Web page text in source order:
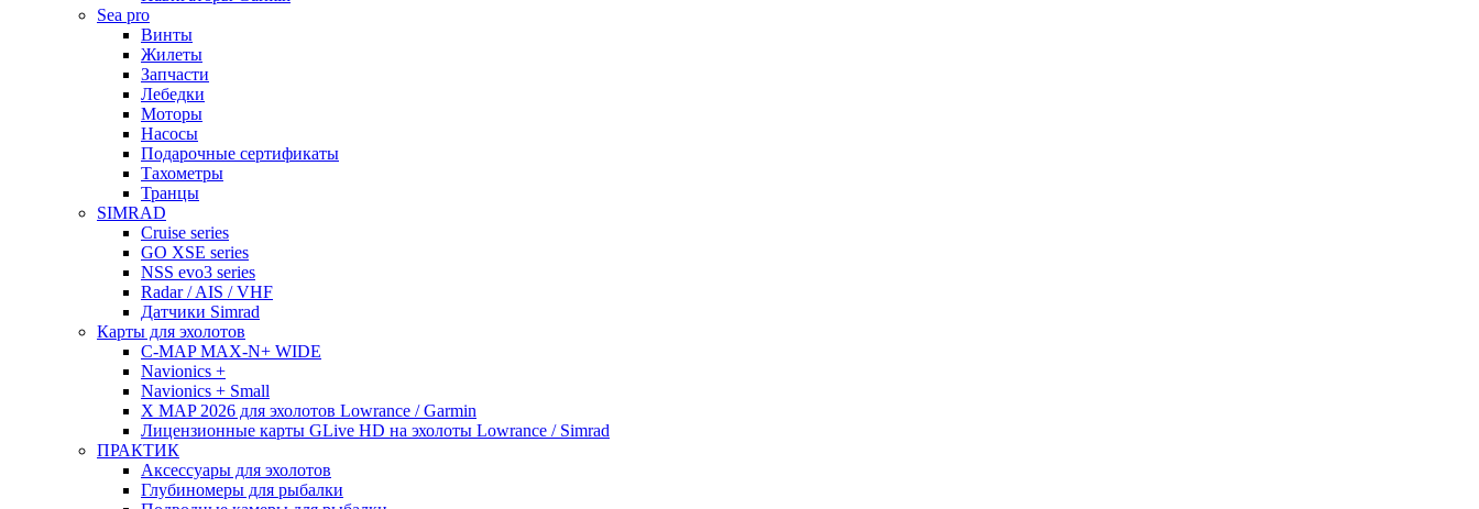
Sea pro
Винты
Жилеты
Запчасти
Лебедки
Моторы
Насосы
Подарочные сертификаты
Тахометры
Транцы
SIMRAD
Cruise series
GO XSE series
NSS evo3 series
Radar / AIS / VHF
Датчики Simrad
Карты для эхолотов
C-MAP MAX-N+ WIDE
Navionics +
Navionics + Small
X MAP 2026 для эхолотов Lowrance / Garmin
Лицензионные карты GLive HD на эхолоты Lowrance / Simrad
ПРАКТИК
Аксессуары для эхолотов
Глубиномеры для рыбалки